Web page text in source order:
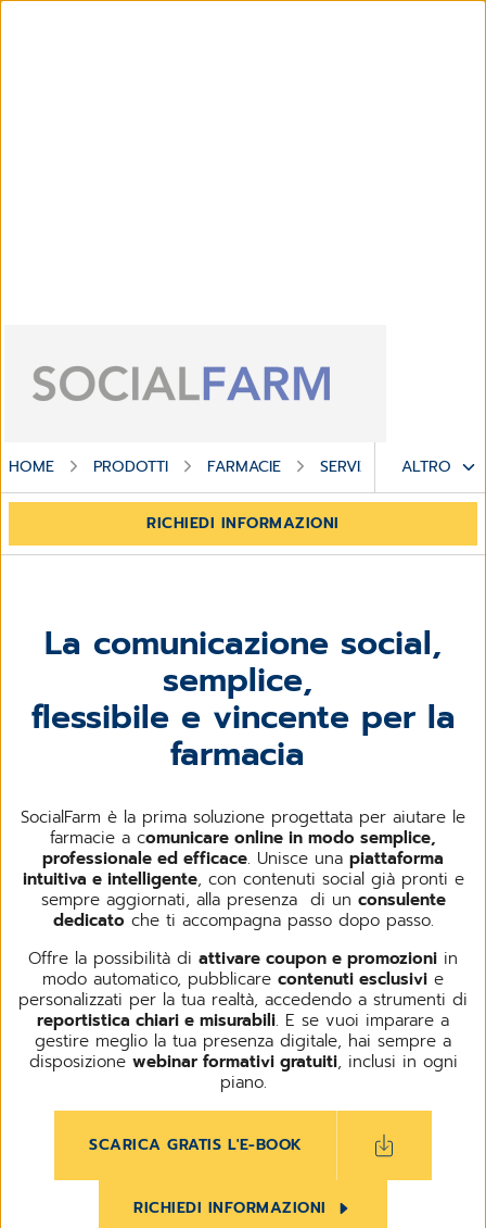
HOME PRODOTTI FARMACIE SERVIZI DIGITALI
ALTRO
RICHIEDI INFORMAZIONI
La comunicazione social,
semplice,
flessibile e vincente per la
farmacia
SocialFarm è la prima soluzione progettata per aiutare le
farmacie a comunicare online in modo semplice,
professionale ed efficace. Unisce una piattaforma
intuitiva e intelligente, con contenuti social già pronti e
sempre aggiornati, alla presenza di un consulente
dedicato che ti accompagna passo dopo passo.
Offre la possibilità di attivare coupon e promozioni in
modo automatico, pubblicare contenuti esclusivi e
personalizzati per la tua realtà, accedendo a strumenti di
reportistica chiari e misurabili. E se vuoi imparare a
gestire meglio la tua presenza digitale, hai sempre a
disposizione webinar formativi gratuiti, inclusi in ogni
piano.
SCARICA GRATIS L'E-BOOK
RICHIEDI INFORMAZIONI